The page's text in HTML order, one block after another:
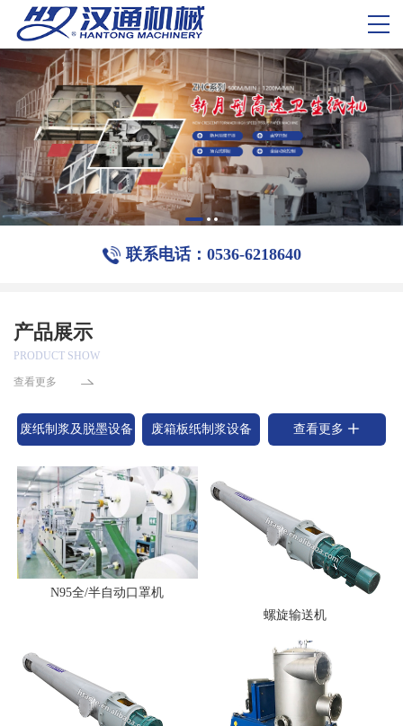
联系电话：0536-6218640
产品展示
PRODUCT SHOW
查看更多
废纸制浆及脱墨设备 废箱板纸制浆设备 查看更多
N95全/半自动口罩机
螺旋输送机